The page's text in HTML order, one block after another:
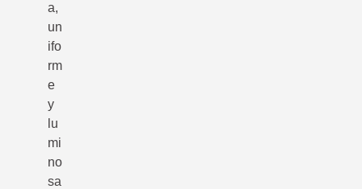
a,
un
ifo
rm
e
y
lu
mi
no
sa